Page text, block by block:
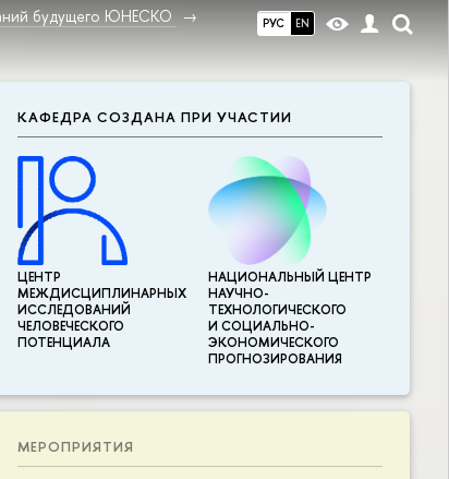
РУС EN
будущего ЮНЕСКО
КАФЕДРА СОЗДАНА ПРИ УЧАСТИИ
ЦЕНТР
МЕЖДИСЦИПЛИНАР­НЫХ
ИССЛЕДОВАНИЙ
ЧЕЛОВЕЧЕСКОГО
ПОТЕНЦИАЛА
НАЦИОНАЛЬНЫЙ ЦЕНТР
НАУЧНО-
ТЕХНОЛОГИЧЕСКОГО
И СОЦИАЛЬНО-
ЭКОНОМИЧЕСКОГО
ПРОГНОЗИРОВАНИЯ
МЕРОПРИЯТИЯ